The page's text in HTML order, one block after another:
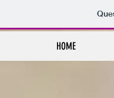
HOME